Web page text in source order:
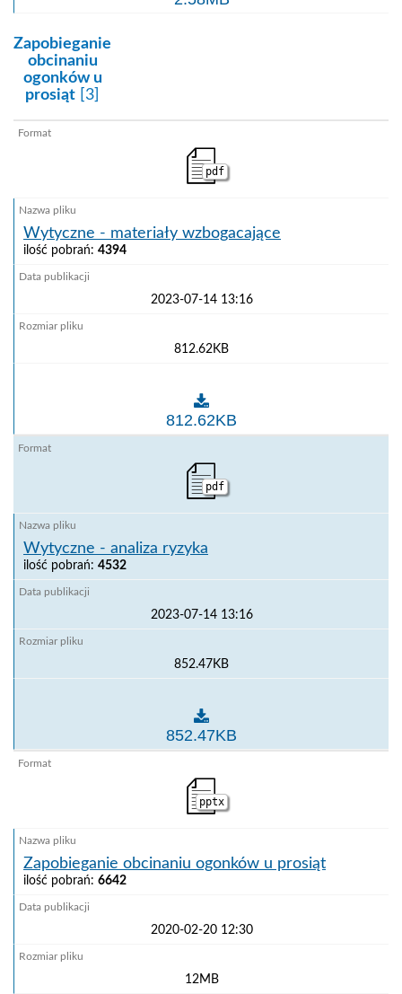
kategoria:
Zapobieganie
obcinaniu
ogonków u
prosiąt [3]
pdf
Wytyczne - materiały wzbogacające
ilość pobrań: 4394
2023-07-14 13:16
812.62KB
Wytyczne - materiały wzbogacające
812.62KB
pdf
Wytyczne - analiza ryzyka
ilość pobrań: 4532
2023-07-14 13:16
852.47KB
Wytyczne - analiza ryzyka
852.47KB
pptx
Zapobieganie obcinaniu ogonków u prosiąt
ilość pobrań: 6642
2020-02-20 12:30
12MB